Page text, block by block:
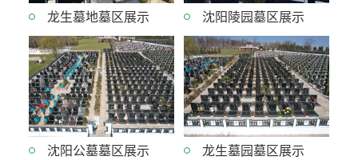
龙生墓地墓区展示 沈阳陵园墓区展示
沈阳公墓墓区展示 龙生墓园墓区展示